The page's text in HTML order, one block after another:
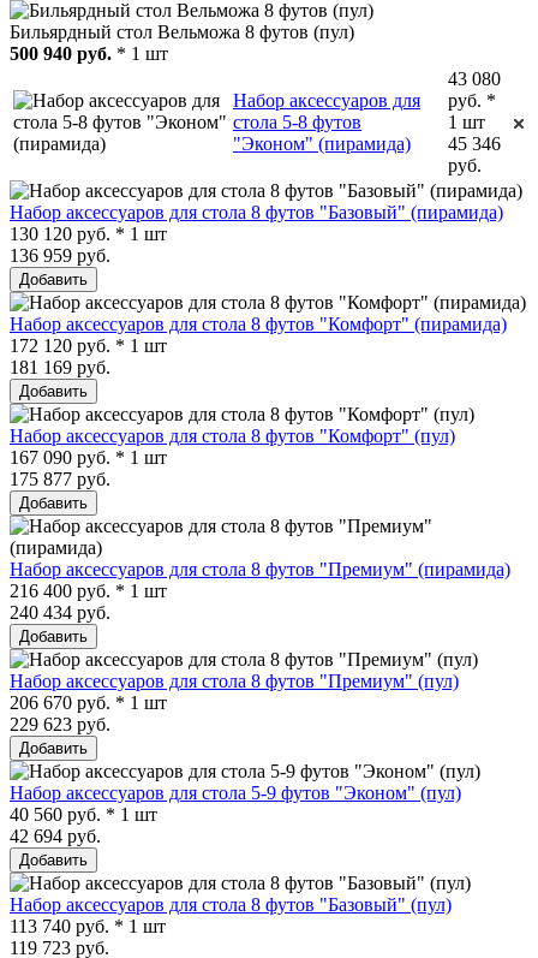
Бильярдный стол Вельможа 8 футов (пул)
500 940 руб. * 1 шт
Набор аксессуаров для
стола 5-8 футов
"Эконом" (пирамида)
43 080
руб. *
1 шт
45 346
руб.
Набор аксессуаров для стола 8 футов "Базовый" (пирамида)
130 120 руб. * 1 шт
136 959 руб.
Добавить
Набор аксессуаров для стола 8 футов "Комфорт" (пирамида)
172 120 руб. * 1 шт
181 169 руб.
Добавить
Набор аксессуаров для стола 8 футов "Комфорт" (пул)
167 090 руб. * 1 шт
175 877 руб.
Добавить
Набор аксессуаров для стола 8 футов "Премиум" (пирамида)
216 400 руб. * 1 шт
240 434 руб.
Добавить
Набор аксессуаров для стола 8 футов "Премиум" (пул)
206 670 руб. * 1 шт
229 623 руб.
Добавить
Набор аксессуаров для стола 5-9 футов "Эконом" (пул)
40 560 руб. * 1 шт
42 694 руб.
Добавить
Набор аксессуаров для стола 8 футов "Базовый" (пул)
113 740 руб. * 1 шт
119 723 руб.